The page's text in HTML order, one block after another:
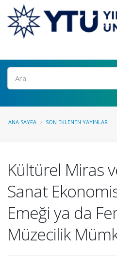
Ara
ANA SAYFA SON EKLENEN YAYINLAR
Kültürel Miras
Sanat
Emeği ya da
Müzecilik